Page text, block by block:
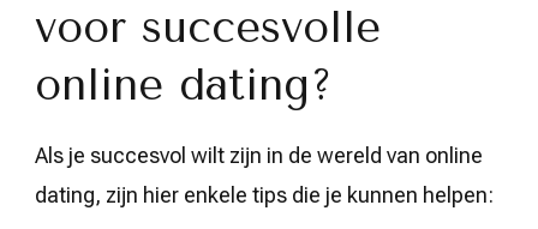
voor succesvolle
online dating?
Als je succesvol wilt zijn in de wereld van online
dating, zijn hier enkele tips die je kunnen helpen: